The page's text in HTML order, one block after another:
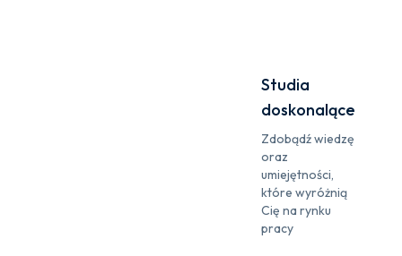
Studia
doskonalące
Zdobądź wiedzę
oraz
umiejętności,
które wyróżnią
Cię na rynku
pracy